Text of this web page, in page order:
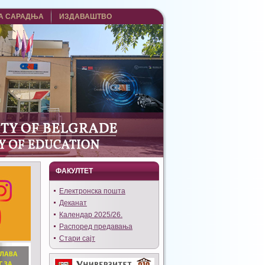
САРАДЊА ИЗДАВАШТВО
ФАКУЛТЕТ
Eлектронска пошта
Деканат
Календар 2025/26.
Распоред предавања
Стари сајт